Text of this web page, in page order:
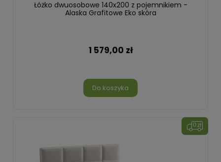
Łóżko dwuosobowe 140x200 z pojemnikiem -
Alaska Grafitowe Eko skóra
1 579,00 zł
Do koszyka